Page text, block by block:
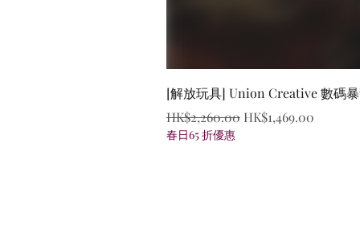
[解放玩具] Union Creative 數碼
一般價格
HK$2,260.00 促銷價格
HK$1,469.00
春日65 折優惠